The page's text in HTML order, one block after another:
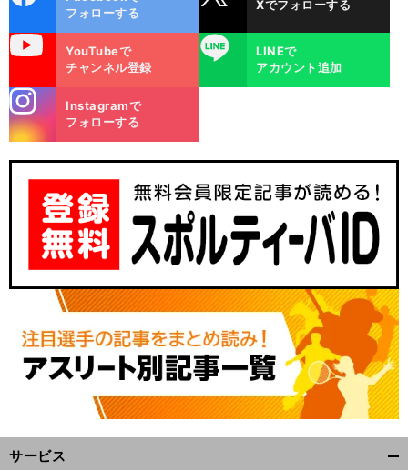
ok
フォローする
Xでフォローする
YouTubeで
チャンネル登録
LINE
LINEで
アカウント追加
m
Instagramで
フォローする
サービス